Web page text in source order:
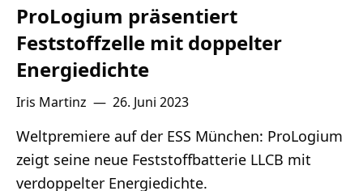
ProLogium präsentiert
Feststoffzelle mit doppelter
Energiedichte
Iris Martinz — 26. Juni 2023
Weltpremiere auf der ESS München: ProLogium
zeigt seine neue Feststoffbatterie LLCB mit
verdoppelter Energiedichte.